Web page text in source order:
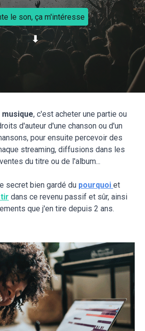
le son, ça m'intéresse
⬇
, c'est acheter une partie ou
d'auteur d'une chanson ou d'un
pour ensuite percevoir des
streaming, diffusions dans les
du titre ou de l'album...
secret bien gardé du pourquoi et
dans ce revenu passif et sûr, ainsi
que j'en tire depuis 2 ans.